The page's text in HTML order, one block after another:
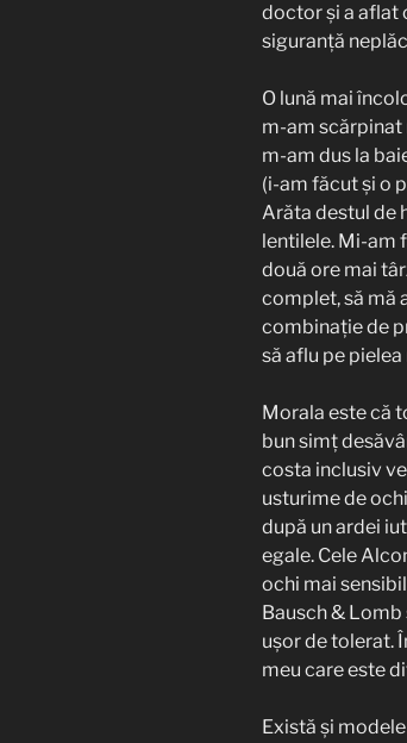
doctor și a aflat
siguranță
O lună mai
m-am scărpinat
m-am dus la
(i-am făcut și o
Arăta destul de
lentilele. Mi-am
două ore mai
complet, să mă
combinație de
să aflu pe
Morala este că
bun simț
costa inclusiv
usturime de
după un ardei
egale. Cele
ochi mai
Bausch & Lomb
ușor de tolerat.
meu care este
Există și